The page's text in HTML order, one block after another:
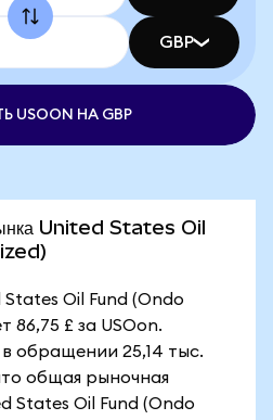
GBP
USOON НА GBP
United States Oil
Oil Fund (Ondo
86,75 £ за USOon.
обращении 25,14 тыс.
общая рыночная
States Oil Fund (Ondo